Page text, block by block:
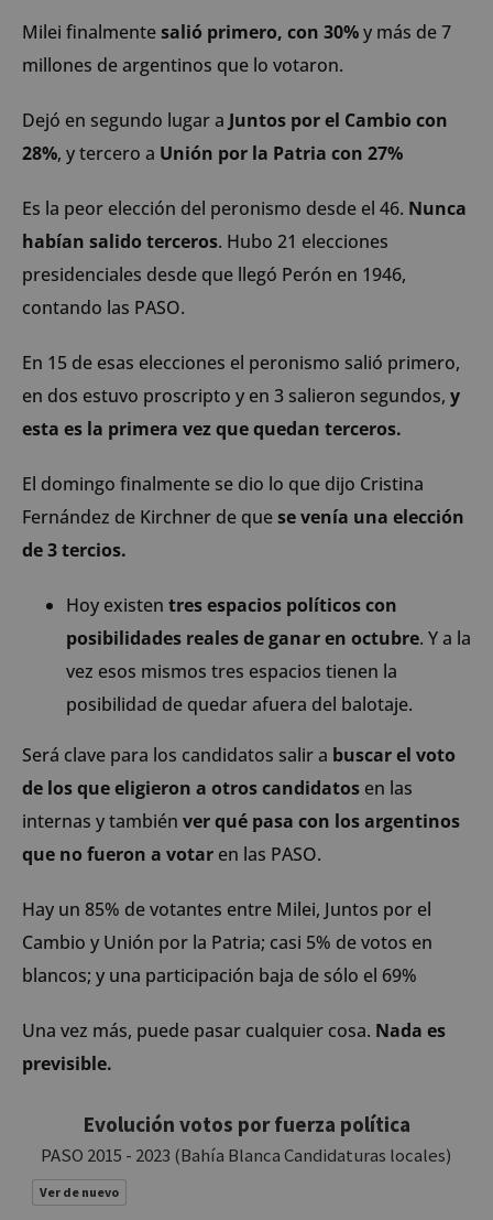
Milei finalmentesalió primero, con 30%y más de 7
millones de argentinos que lo votaron.
Dejó en segundo lugar a Juntos por el Cambio con
28%, y tercero a Unión por la Patria con 27%
Es la peor elección del peronismo desde el 46. Nunca
habían salido terceros. Hubo 21 elecciones
presidenciales desde que llegó Perón en 1946,
contando las PASO.
En 15 de esas elecciones el peronismo salió primero,
en dos estuvo proscripto y en 3 salieron segundos, y
esta es la primera vez que quedan terceros.
El domingo finalmente se dio lo que dijo Cristina
Fernández de Kirchner de quese venía una elección
de 3 tercios.
Hoy existen tres espacios políticos con
posibilidades reales de ganar en octubre. Y a la
vez esos mismos tres espacios tienen la
posibilidad de quedar afuera del balotaje.
Será clave para los candidatos salir a buscar el voto
de los que eligieron a otros candidatos en las
internas y también ver qué pasa con los argentinos
que no fueron a votar en las PASO.
Hay un 85% de votantes entre Milei, Juntos por el
Cambio y Unión por la Patria; casi 5% de votos en
blancos; y una participación baja de sólo el 69%
Una vez más, puede pasar cualquier cosa. Nada es
previsible.